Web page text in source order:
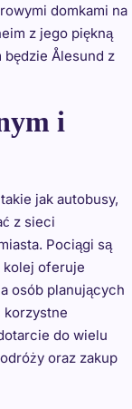
domkami na
z jego piękną
będzie Ålesund z
i
jak autobusy,
z sieci
Pociągi są
kolej oferuje
osób planujących
korzystne
do wielu
oraz zakup